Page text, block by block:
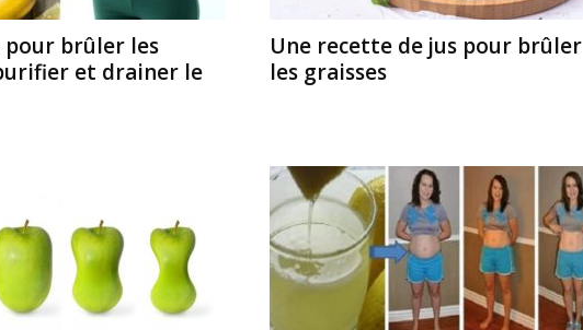
pour brûler les
et drainer le
Une recette de jus pour brûler
les graisses